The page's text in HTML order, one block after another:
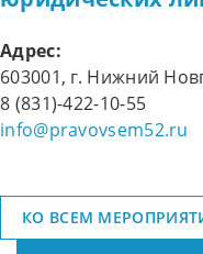
Адрес:
603001, г. Нижний
8 (831)-422-10-55
info@pravovsem52.ru
КО ВСЕМ